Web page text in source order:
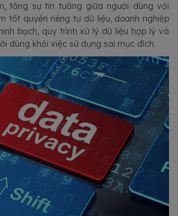
tăng sự tin tưởng giữa người dùng với
tốt quyền riêng tư dữ liệu, doanh nghiệp
bạch, quy trình xử lý dữ liệu hợp lý và
dùng khỏi việc sử dụng sai mục đích.